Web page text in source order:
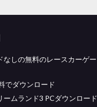
なしの無料のレースカーゲー
でダウンロード
ームランド3 PCダウンロード